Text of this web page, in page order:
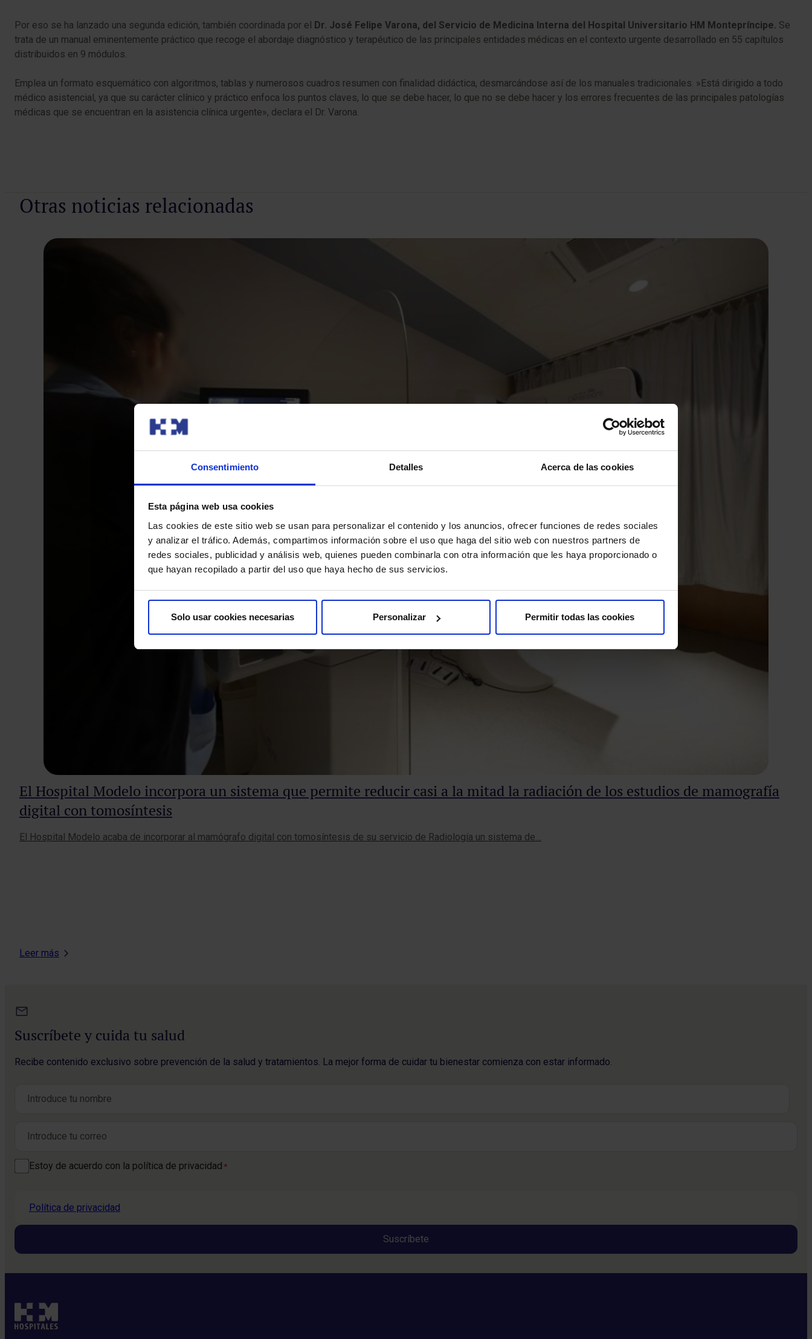
Consentimiento Detalles Acerca de las cookies
Esta página web usa cookies
Las cookies de este sitio web se usan para personalizar el contenido y los anuncios, ofrecer funciones de redes sociales
y analizar el tráfico. Además, compartimos información sobre el uso que haga del sitio web con nuestros partners de
redes sociales, publicidad y análisis web, quienes pueden combinarla con otra información que les haya proporcionado o
que hayan recopilado a partir del uso que haya hecho de sus servicios.
Solo usar cookies necesarias Personalizar Permitir todas las cookies
​Por eso se ha lanzado una segunda edición, también coordinada por el Dr. José Felipe Varona, del Servicio de Medicina Interna del Hospital Universitario HM Montepríncipe. Se
trata de un manual eminentemente práctico que recoge el abordaje diagnóstico y terapéutico de las principales entidades médicas en el contexto urgente desarrollado en 55 capítulos
distribuidos en 9 módulos.
Emplea un formato esquemático con algoritmos, tablas y numerosos cuadros resumen con finalidad didáctica, desmarcándose así de los manuales tradicionales. ​»Está dirigido a todo
médico asistencial, ya que su carácter clínico y práctico enfoca los puntos claves, lo que se debe hacer, lo que no se debe hacer y los errores frecuentes de las principales patologías
médicas que se encuentran en la asistencia clínica urgente», declara el Dr. Varona.​
Otras noticias relacionadas
El Hospital Modelo incorpora un sistema que permite reducir casi a la mitad la radiación de los estudios de mamografía
digital con tomosíntesis
El Hospital Modelo acaba de incorporar al mamógrafo digital con tomosíntesis de su servicio de Radiología un sistema de…
Leer más
Suscríbete y cuida tu salud
Recibe contenido exclusivo sobre prevención de la salud y tratamientos. La mejor forma de cuidar tu bienestar comienza con estar informado.
Consentimiento *
Estoy de acuerdo con la política de privacidad *
Política de privacidad